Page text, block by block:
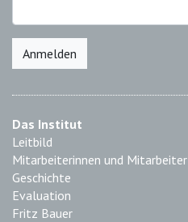
Anmelden
Das Institut
Leitbild
Mitarbeiterinnen und Mitarbeiter
Geschichte
Evaluation
Fritz Bauer